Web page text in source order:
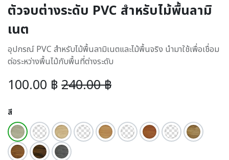
ตัวจบต่างระดับ PVC สำหรับไม้พื้นลามิ
เนต
อุปกรณ์ PVC สำหรับไม้พื้นลามิเนตและไม้พื้นจริง นำมาใช้เพื่อเชื่อม
ต่อระหว่างพื้นไม้กับพื้นที่ต่างระดับ
100.00 ฿240.00฿
สี